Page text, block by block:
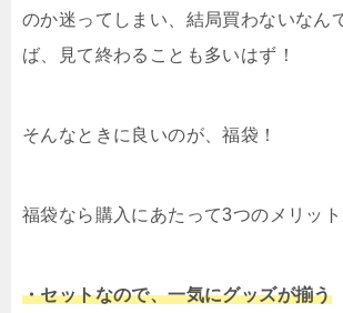
のか迷ってしまい、結局買わないなん
ば、見て終わることも多いはず！
そんなときに良いのが、福袋！
福袋なら購入にあたって3つのメリット
・セットなので、一気にグッズが揃う